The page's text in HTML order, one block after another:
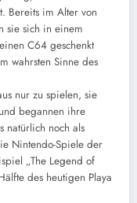
Bereits im Alter von
sie sich in einem
C64 geschenkt
wahrsten Sinne des
nur zu spielen, sie
begannen ihre
natürlich noch als
Nintendo-Spiele der
„The Legend of
des heutigen Playa